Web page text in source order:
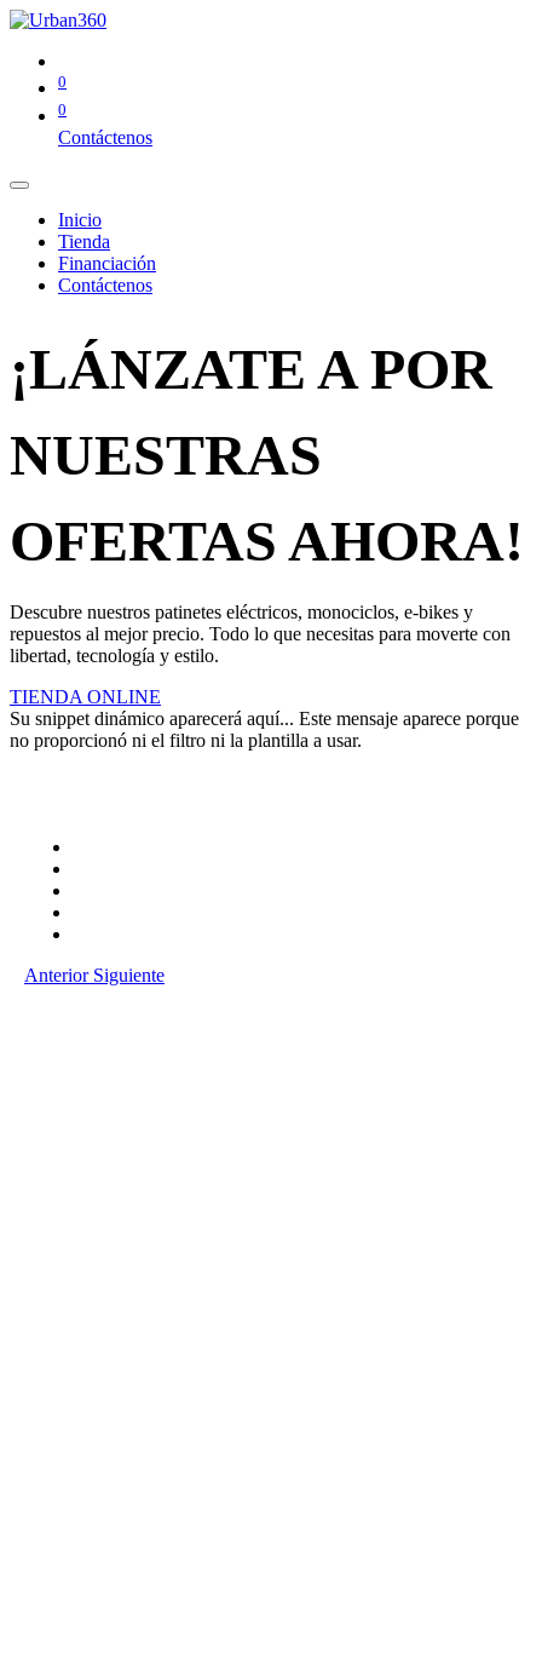
0
0
Contáctenos
Inicio
Tienda
Financiación
Contáctenos
¡LÁNZATE A POR
NUESTRAS
OFERTAS AHORA!
Descubre nuestros patinetes eléctricos, monociclos, e-bikes y
repuestos al mejor precio. Todo lo que necesitas para moverte con
libertad, tecnología y estilo.
TIENDA ONLINE
Su snippet dinámico aparecerá aquí... Este mensaje aparece porque
no proporcionó ni el filtro ni la plantilla a usar.
Anterior Siguiente